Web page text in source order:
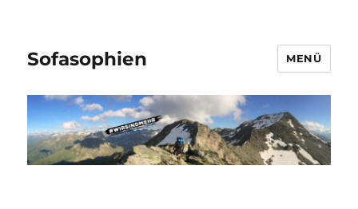
Sofasophien MENÜ